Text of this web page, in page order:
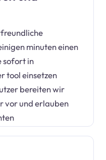
minuten einen
sofort in
tool einsetzen
bereiten wir
vor und erlauben